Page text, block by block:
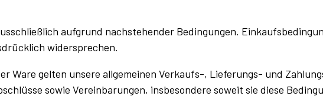
aufgrund nachstehender Bedingungen.
widersprechen.
Ware gelten unsere allgemeinen Verkaufs-, Lieferungs- und
sowie Vereinbarungen, insbesondere soweit sie diese